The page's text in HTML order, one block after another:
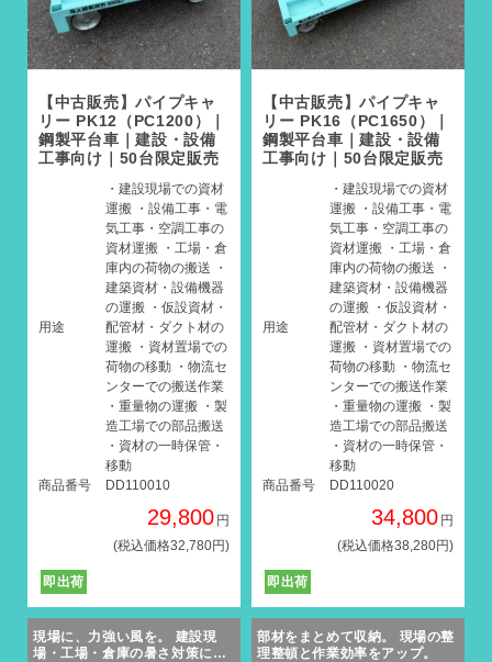
【中古販売】パイプキャ
リー PK12（PC1200）｜
鋼製平台車｜建設・設備
工事向け｜50台限定販売
用途
・建設現場での資材
運搬 ・設備工事・電
気工事・空調工事の
資材運搬 ・工場・倉
庫内の荷物の搬送 ・
建築資材・設備機器
の運搬 ・仮設資材・
配管材・ダクト材の
運搬 ・資材置場での
荷物の移動 ・物流セ
ンターでの搬送作業
・重量物の運搬 ・製
造工場での部品搬送
・資材の一時保管・
移動
商品番号
DD110010
29,800 円
(税込価格32,780円)
即出荷
【中古販売】パイプキャ
リー PK16（PC1650）｜
鋼製平台車｜建設・設備
工事向け｜50台限定販売
用途
・建設現場での資材
運搬 ・設備工事・電
気工事・空調工事の
資材運搬 ・工場・倉
庫内の荷物の搬送 ・
建築資材・設備機器
の運搬 ・仮設資材・
配管材・ダクト材の
運搬 ・資材置場での
荷物の移動 ・物流セ
ンターでの搬送作業
・重量物の運搬 ・製
造工場での部品搬送
・資材の一時保管・
移動
商品番号
DD110020
34,800 円
(税込価格38,280円)
即出荷
現場に、力強い風を。 建設現
場・工場・倉庫の暑さ対策に。
部材をまとめて収納。 現場の整
理整頓と作業効率をアップ。